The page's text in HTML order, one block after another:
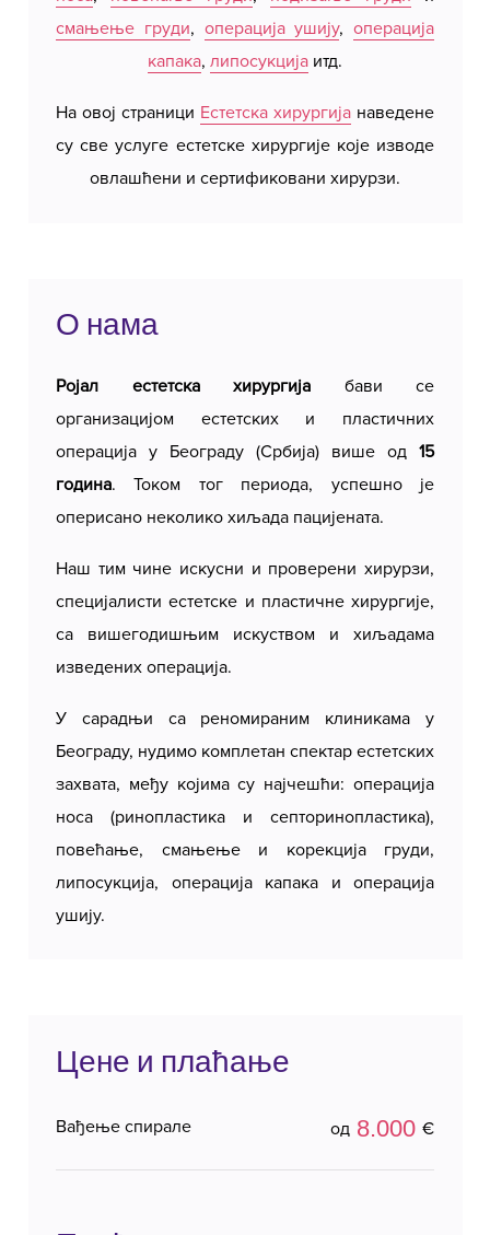
смањење груди, операција ушију, операција
капака, липосукција итд.
На овој страници Естетска хирургија наведене
су све услуге естетске хирургије које изводе
овлашћени и сертификовани хирурзи.
О нама
Ројал естетска хирургија бави се
организацијом естетских и пластичних
операција у Београду (Србија) више од 15
година. Током тог периода, успешно је
оперисано неколико хиљада пацијената.
Наш тим чине искусни и проверени хирурзи,
специјалисти естетске и пластичне хирургије,
са вишегодишњим искуством и хиљадама
изведених операција.
У сарадњи са реномираним клиникама у
Београду, нудимо комплетан спектар естетских
захвата, међу којима су најчешћи: операција
носа (ринопластика и септоринопластика),
повећање, смањење и корекција груди,
липосукција, операција капака и операција
ушију.
Цене и плаћање
Вађење спирале од 8.000 €